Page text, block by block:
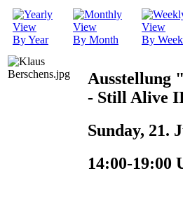
By Year By Month By Week
Ausstellung
- Still Alive
Sunday, 21.
14:00-19:00